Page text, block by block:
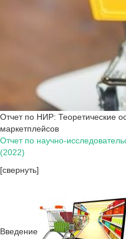
Отчет по НИР: Теоретические
маркетплейсов
Отчет по научно-
(2022)
[свернуть]
Введение